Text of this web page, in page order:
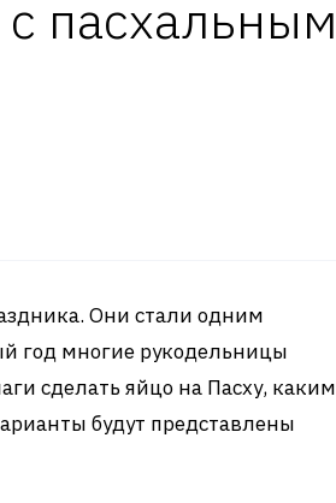
пасхальным
Они стали одним
год многие рукодельницы
сделать яйцо на Пасху, каким
будут представлены